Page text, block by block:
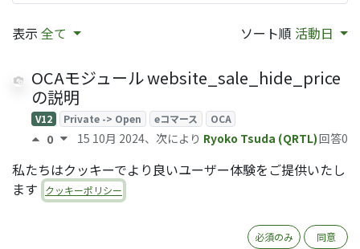
表示 全て ソート順 活動日
OCAモジュール website_sale_hide_price
の説明
V12 Private -> Open eコマース OCA
0 15 10月 2024、次により Ryoko Tsuda (QRTL)回答0
消込モデルの説明
会計 V12 V13 WIP
私たちはクッキーでより良いユーザー体験をご提供いたし
ます
クッキーポリシー
必須のみ 同意